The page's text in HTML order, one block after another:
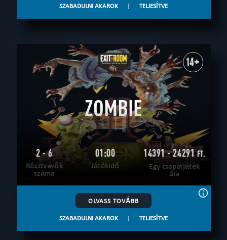
SZABADULNI AKAROK | TELJESÍTVE
14+
ZOMBIE
2 - 6
Résztvevők
száma
01:00
Játékidő
14391 - 24291FT.
Egy csapatjáték
ára
OLVASS TOVÁBB
SZABADULNI AKAROK | TELJESÍTVE